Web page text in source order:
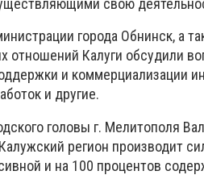
свою
города Обнинск, а
отношений Калуги обсудили
и коммерциализации
и другие.
головы г. Мелитополя
регион производит
и на 100 процентов